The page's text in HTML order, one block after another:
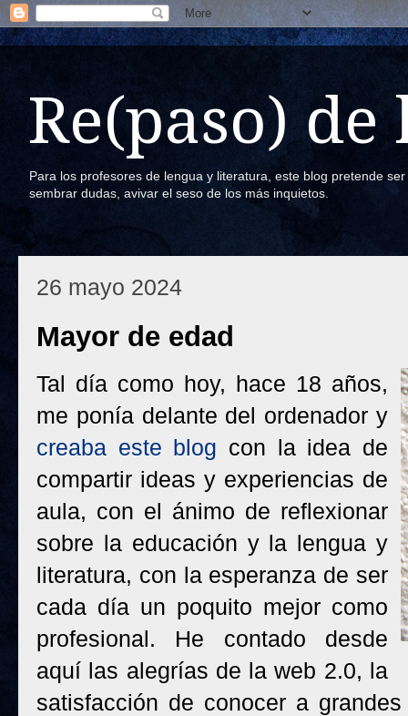
Re(paso) de
Para los profesores de lengua y literatura, este blog pretende
sembrar dudas, avivar el seso de los más inquietos.
26 mayo 2024
Mayor de edad
Tal día como hoy, hace 18 años,
me ponía delante del ordenador y
creaba este blog con la idea de
compartir ideas y experiencias de
aula, con el ánimo de reflexionar
sobre la educación y la lengua y
literatura, con la esperanza de ser
cada día un poquito mejor como
profesional. He contado desde
aquí las alegrías de la web 2.0, la
satisfacción de conocer a